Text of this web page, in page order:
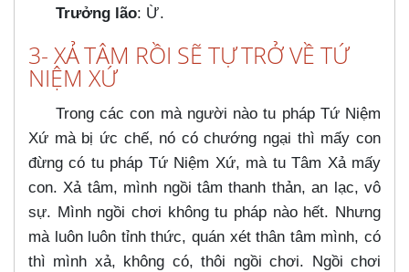
Trưởng lão: Ừ.
3- XẢ TÂM RỒI SẼ TỰ TRỞ VỀ TỨ
NIỆM XỨ
Trong các con mà người nào tu pháp Tứ Niệm
Xứ mà bị ức chế, nó có chướng ngại thì mấy con
đừng có tu pháp Tứ Niệm Xứ, mà tu Tâm Xả mấy
con. Xả tâm, mình ngồi tâm thanh thản, an lạc, vô
sự. Mình ngồi chơi không tu pháp nào hết. Nhưng
mà luôn luôn tỉnh thức, quán xét thân tâm mình, có
thì mình xả, không có, thôi ngồi chơi. Ngồi chơi